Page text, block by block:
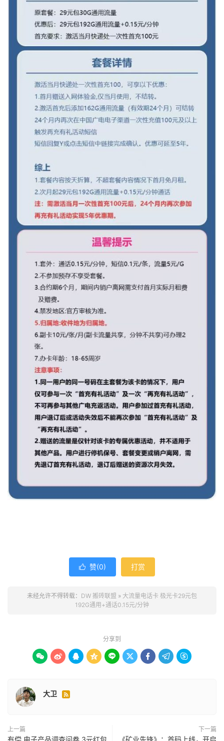
 赞(0) 打赏
未经允许不得转载： DW 搬砖联盟 » 大流量电话卡 极光卡29元包
192G通用+通话0.15元/分钟
分享到
        
大卫 
上一篇
有偿 电子产品调查问卷 3元红包
下一篇
《矿业先锋》：首码上线，开启